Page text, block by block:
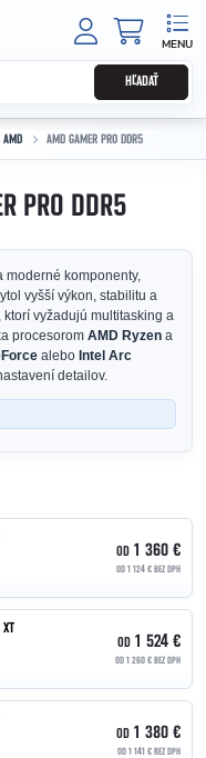
HĽADAŤ
AMD AMD GAMER PRO DDR5
PRO DDR5
moderné komponenty,
vyšší výkon, stabilitu a
vyžadujú multitasking a
procesorom AMD Ryzen a
alebo Intel Arc
detailov.
OD 1 360 €
OD 1 124 € BEZ DPH
XT
OD 1 524 €
OD 1 260 € BEZ DPH
OD 1 380 €
OD 1 141 € BEZ DPH